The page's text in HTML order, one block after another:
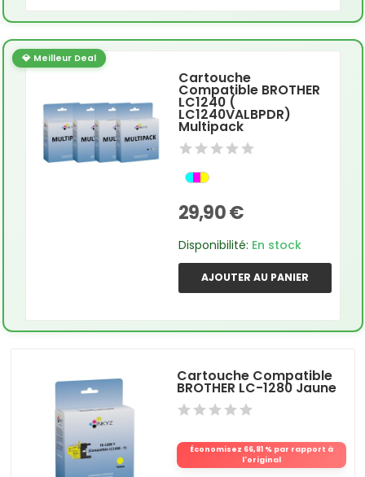
💎 Meilleur Deal
Cartouche
Compatible BROTHER
LC1240 (
LC1240VALBPDR)
Multipack
29,90 €
Disponibilité: En stock
AJOUTER AU PANIER
Cartouche Compatible
BROTHER LC-1280 Jaune
Économisez 66,81 % par rapport à
l'original